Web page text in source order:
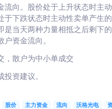
向。股价处于上升状态时主
下跌状态时主动性卖单产生
当天两种力量相抵之后剩下
资金流向。
，散户为中小单成交
资建议。
股价 主力资金 流向 沃格光电